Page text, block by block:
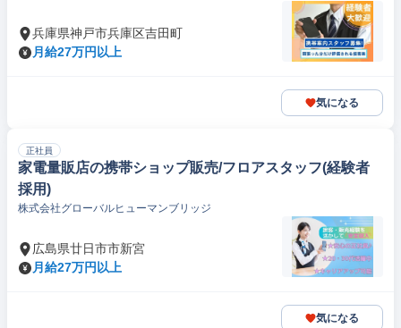
兵庫県神戸市兵庫区吉田町
月給27万円以上
気になる
正社員
家電量販店の携帯ショップ販売/フロアスタッフ(経験者
採用)
株式会社グローバルヒューマンブリッジ
広島県廿日市市新宮
月給27万円以上
気になる